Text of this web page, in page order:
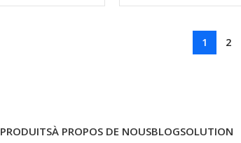
1 2
PRODUITSÀ PROPOS DE NOUSBLOGSOLUTION